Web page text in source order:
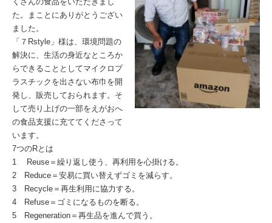
た。まことにありがとうござい
ました。
「７Rstyle」様は、環境問題の
解決に、生活の身近なところか
らできることとしてマイクロプ
ラスチックを出さない布巾を開
発し、販売しておられます。そ
して売り上げの一部をえがおへ
の食品支援に充ててくださって
います。
7つのRとは
1 Reuse＝繰り返し使う、再利用を心掛ける。
2 Reduce＝安易に買い替えずゴミを減らす。
3 Recycle＝再生利用に協力する。
4 Refuse＝ゴミになるものを断る。
5 Regeneration＝再生品を進んで買う。